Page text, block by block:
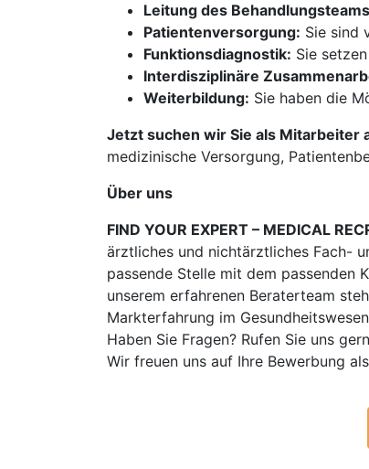
Leitung des
Patientenversorgung: Sie sind
Funktionsdiagnostik: Sie
Interdisziplinäre
Weiterbildung: Sie haben die
Jetzt suchen wir Sie als Mitarbeiter
medizinische Versorgung,
Über uns
FIND YOUR EXPERT – MEDICAL
ärztliches und nichtärztliches Fach-
passende Stelle mit dem passenden
unserem erfahrenen Beraterteam
Markterfahrung im
Haben Sie Fragen? Rufen Sie uns
Wir freuen uns auf Ihre Bewerbung